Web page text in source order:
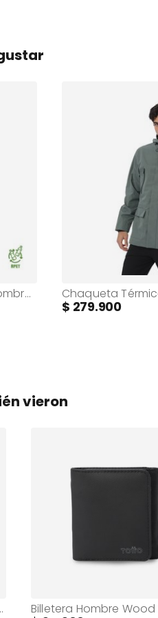
Chaqueta Acolchada para Hombre Atlantida 2 en 1 Negra
279.900
vieron
Tawen Azul